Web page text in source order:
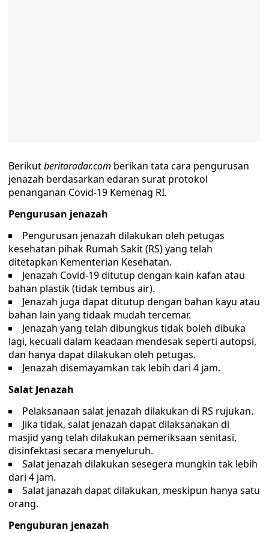
Berikutberitaradar.com berikan tata cara pengurusan
jenazah berdasarkan edaran surat protokol
penanganan Covid-19 Kemenag RI.
Pengurusan jenazah
Pengurusan jenazah dilakukan oleh petugas
kesehatan pihak Rumah Sakit (RS) yang telah
ditetapkan Kementerian Kesehatan.
Jenazah Covid-19 ditutup dengan kain kafan atau
bahan plastik (tidak tembus air).
Jenazah juga dapat ditutup dengan bahan kayu atau
bahan lain yang tidaak mudah tercemar.
Jenazah yang telah dibungkus tidak boleh dibuka
lagi, kecuali dalam keadaan mendesak seperti autopsi,
dan hanya dapat dilakukan oleh petugas.
Jenazah disemayamkan tak lebih dari 4 jam.
Salat Jenazah
Pelaksanaan salat jenazah dilakukan di RS rujukan.
Jika tidak, salat jenazah dapat dilaksanakan di
masjid yang telah dilakukan pemeriksaan senitasi,
disinfektasi secara menyeluruh.
Salat jenazah dilakukan sesegera mungkin tak lebih
dari 4 jam.
Salat janazah dapat dilakukan, meskipun hanya satu
orang.
Penguburan jenazah